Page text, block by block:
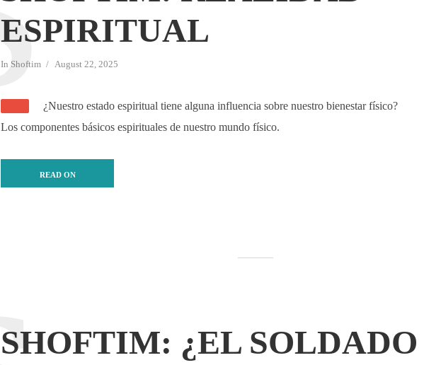
ESPIRITUAL
In Shoftim August 22, 2025
¿Nuestro estado espiritual tiene alguna influencia sobre nuestro bienestar físico?
Los componentes básicos espirituales de nuestro mundo físico.
READ ON
SHOFTIM: ¿EL